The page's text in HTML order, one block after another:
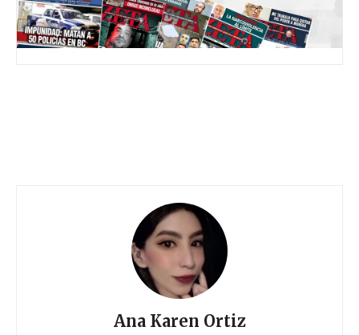
Ana Karen Ortiz